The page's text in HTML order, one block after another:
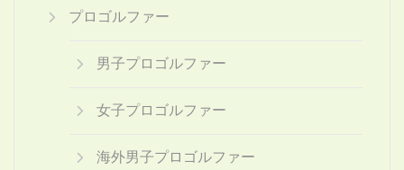
プロゴルファー
男子プロゴルファー
女子プロゴルファー
海外男子プロゴルファー